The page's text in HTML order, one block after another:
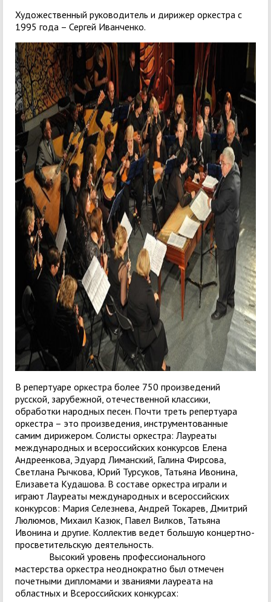
Художественный руководитель и дирижер оркестра с
1995 года – Сергей Иванченко.
В репертуаре оркестра более 750 произведений
русской, зарубежной, отечественной классики,
обработки народных песен. Почти треть репертуара
оркестра – это произведения, инструментованные
самим дирижером. Солисты оркестра: Лауреаты
международных и всероссийских конкурсов Елена
Андреенкова, Эдуард Лиманский, Галина Фирсова,
Светлана Рычкова, Юрий Турсуков, Татьяна Ивонина,
Елизавета Кудашова. В составе оркестра играли и
играют Лауреаты международных и всероссийских
конкурсов: Мария Селезнева, Андрей Токарев, Дмитрий
Люлюмов, Михаил Казюк, Павел Вилков, Татьяна
Ивонина и другие. Коллектив ведет большую концертно-
просветительскую деятельность.
Высокий уровень профессионального
мастерства оркестра неоднократно был отмечен
почетными дипломами и званиями лауреата на
областных и Всероссийских конкурсах: